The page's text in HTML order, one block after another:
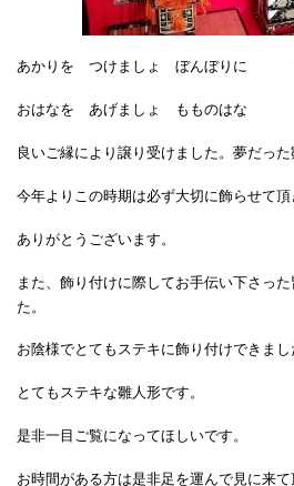
あかりを つけましょ ぼんぼりに
おはなを あげましょ もものはな
良いご縁により譲り受けました。夢だった
今年よりこの時期は必ず大切に飾らせて頂
ありがとうございます。
また、飾り付けに際してお手伝い下さっ
た。
お陰様でとてもステキに飾り付けできまし
とてもステキな雛人形です。
是非一目ご覧になってほしいです。
お時間がある方は是非足を運んで見に来て